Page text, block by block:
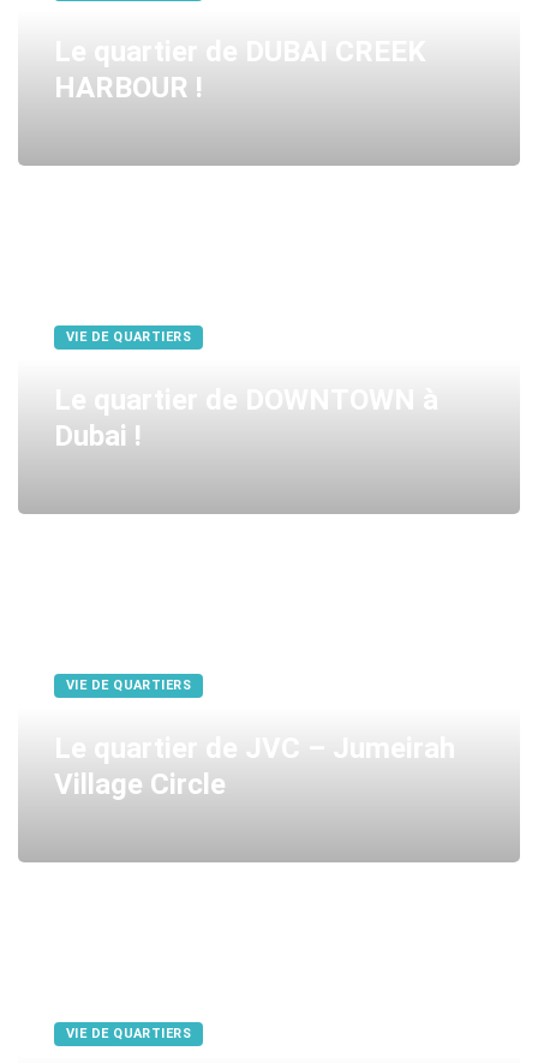
Le quartier de DUBAI CREEK
HARBOUR !
VIE DE QUARTIERS
Le quartier de DOWNTOWN à
Dubai !
VIE DE QUARTIERS
Le quartier de JVC – Jumeirah
Village Circle
VIE DE QUARTIERS